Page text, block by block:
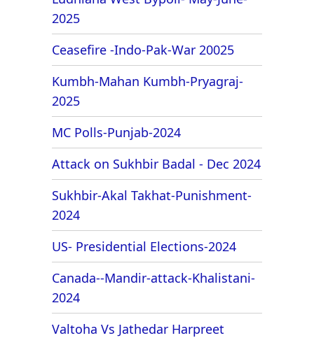
2025
Ceasefire -Indo-Pak-War 20025
Kumbh-Mahan Kumbh-Pryagraj-
2025
MC Polls-Punjab-2024
Attack on Sukhbir Badal - Dec 2024
Sukhbir-Akal Takhat-Punishment-
2024
US- Presidential Elections-2024
Canada--Mandir-attack-Khalistani-
2024
Valtoha Vs Jathedar Harpreet